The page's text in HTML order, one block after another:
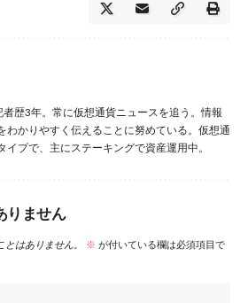
歴3年。常に仮想通貨ニュースを追う。情報
わかりやすく伝えることに努めている。仮想通
プで、主にステーキングで資産運用中。
りません
はありません。 ※ が付いている欄は必須項目で